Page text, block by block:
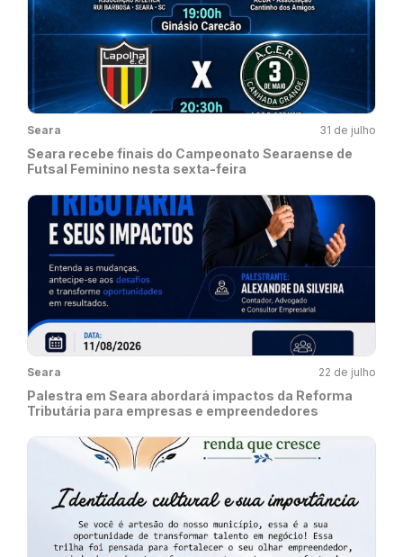
Seara 31 de julho
Seara recebe finais do Campeonato Searaense de
Futsal Feminino nesta sexta-feira
Seara 22 de julho
Palestra em Seara abordará impactos da Reforma
Tributária para empresas e empreendedores